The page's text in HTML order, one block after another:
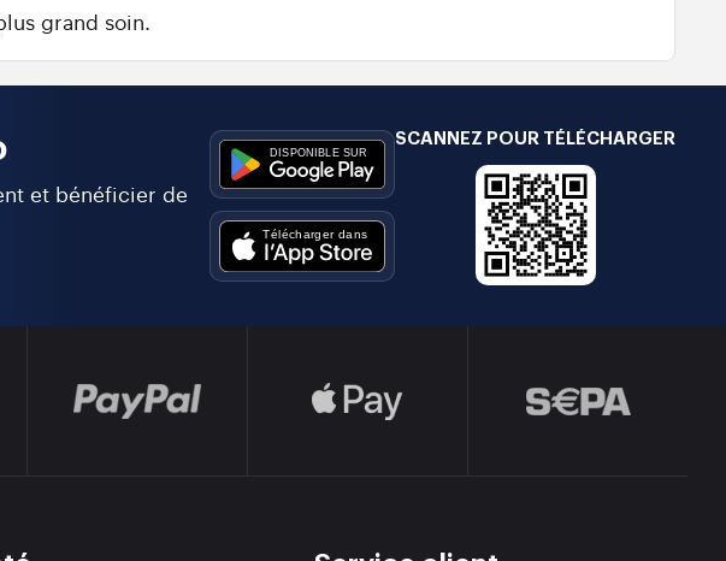
grand soin.
et bénéficier de
SCANNEZ POUR TÉLÉCHARGER